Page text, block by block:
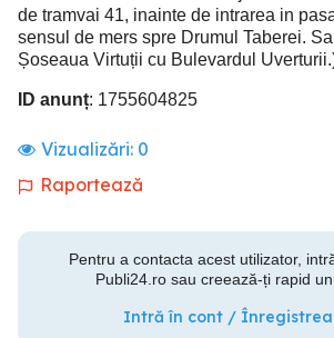
de tramvai 41, inainte de intrarea in
sensul de mers spre Drumul Taberei.
Șoseaua Virtuții cu Bulevardul
ID anunț: 1755604825
Vizualizări: 0
Raportează
Pentru a contacta acest utilizator,
Publi24.ro sau creează-ți rapid
Intră în cont /